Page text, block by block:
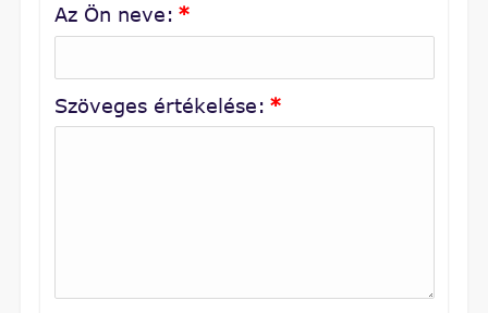
Az Ön neve: *
Szöveges értékelése: *